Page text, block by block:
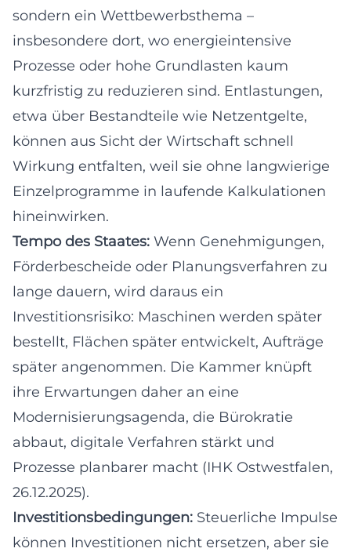
sondern ein Wettbewerbsthema –
insbesondere dort, wo energieintensive
Prozesse oder hohe Grundlasten kaum
kurzfristig zu reduzieren sind. Entlastungen,
etwa über Bestandteile wie Netzentgelte,
können aus Sicht der Wirtschaft schnell
Wirkung entfalten, weil sie ohne langwierige
Einzelprogramme in laufende Kalkulationen
hineinwirken.
Tempo des Staates: Wenn Genehmigungen,
Förderbescheide oder Planungsverfahren zu
lange dauern, wird daraus ein
Investitionsrisiko: Maschinen werden später
bestellt, Flächen später entwickelt, Aufträge
später angenommen. Die Kammer knüpft
ihre Erwartungen daher an eine
Modernisierungsagenda, die Bürokratie
abbaut, digitale Verfahren stärkt und
Prozesse planbarer macht (IHK Ostwestfalen,
26.12.2025).
Investitionsbedingungen: Steuerliche Impulse
können Investitionen nicht ersetzen, aber sie